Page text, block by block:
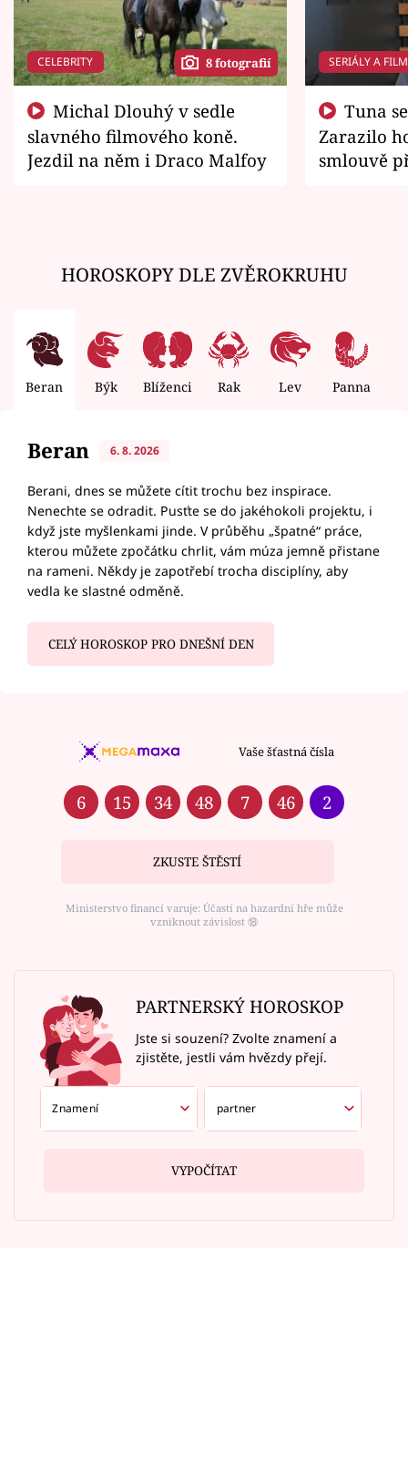
CELEBRITY 8 fotografií
slavného filmového koně.
Jezdil na něm i Draco Malfoy
SERIÁLY A
Zarazilo
smlouvě
HOROSKOPY DLE ZVĚROKRUHU
Beran Býk Blíženci Rak Lev Panna
Beran 6. 8. 2026
Berani, dnes se můžete cítit trochu bez inspirace.
Nenechte se odradit. Pusťte se do jakéhokoli projektu, i
když jste myšlenkami jinde. V průběhu „špatné“ práce,
kterou můžete zpočátku chrlit, vám múza jemně přistane
na rameni. Někdy je zapotřebí trocha disciplíny, aby
vedla ke slastné odměně.
CELÝ HOROSKOP PRO DNEŠNÍ DEN
Vaše šťastná čísla
6 15 34 48 7 46 2
ZKUSTE ŠTĚSTÍ
Ministerstvo financí varuje: Účastí na hazardní hře může
vzniknout závislost ⑱
PARTNERSKÝ HOROSKOP
Jste si souzení? Zvolte znamení a
zjistěte, jestli vám hvězdy přejí.
VYPOČÍTAT